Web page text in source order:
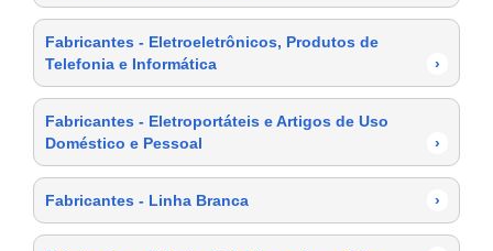
Fabricantes - Eletroeletrônicos, Produtos de
Telefonia e Informática
›
Fabricantes - Eletroportáteis e Artigos de Uso
Doméstico e Pessoal
›
Fabricantes - Linha Branca ›